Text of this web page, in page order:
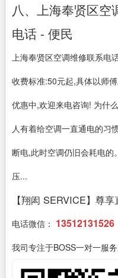
八、上海奉贤区空
电话 - 便民
上海奉贤区空调维修联系电
收费标准:50元起,具体以师
优惠中,欢迎来电咨询! 为什
人有着给空调一直通电的习
断电,此时空调仍旧会耗电
压...
【翔闳 SERVICE】尊
电话微信： 13512131526
我司专注于BOSS一对一服